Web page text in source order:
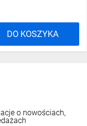
DO KOSZYKA
o nowościach,